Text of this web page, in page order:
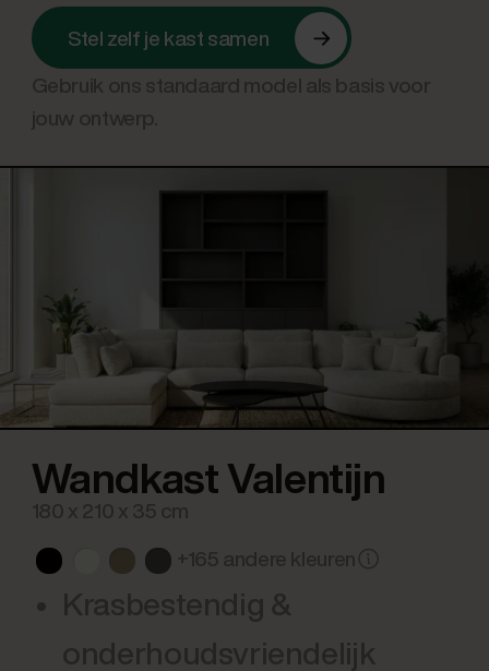
Stel zelf je kast samen
Gebruik ons standaard model als basis voor
jouw ontwerp.
Wandkast Valentijn
180 x 210 x 35 cm
+165 andere kleuren
Krasbestendig &
onderhoudsvriendelijk